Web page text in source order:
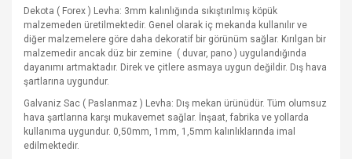
Dekota ( Forex ) Levha: 3mm kalınlığında sıkıştırılmış köpük
malzemeden üretilmektedir. Genel olarak iç mekanda kullanılır ve
diğer malzemelere göre daha dekoratif bir görünüm sağlar. Kırılgan bir
malzemedir ancak düz bir zemine ( duvar, pano ) uygulandığında
dayanımı artmaktadır. Direk ve çitlere asmaya uygun değildir. Dış hava
şartlarına uygundur.
Galvaniz Sac ( Paslanmaz ) Levha: Dış mekan ürünüdür. Tüm olumsuz
hava şartlarına karşı mukavemet sağlar. İnşaat, fabrika ve yollarda
kullanıma uygundur. 0,50mm, 1mm, 1,5mm kalınlıklarında imal
edilmektedir.